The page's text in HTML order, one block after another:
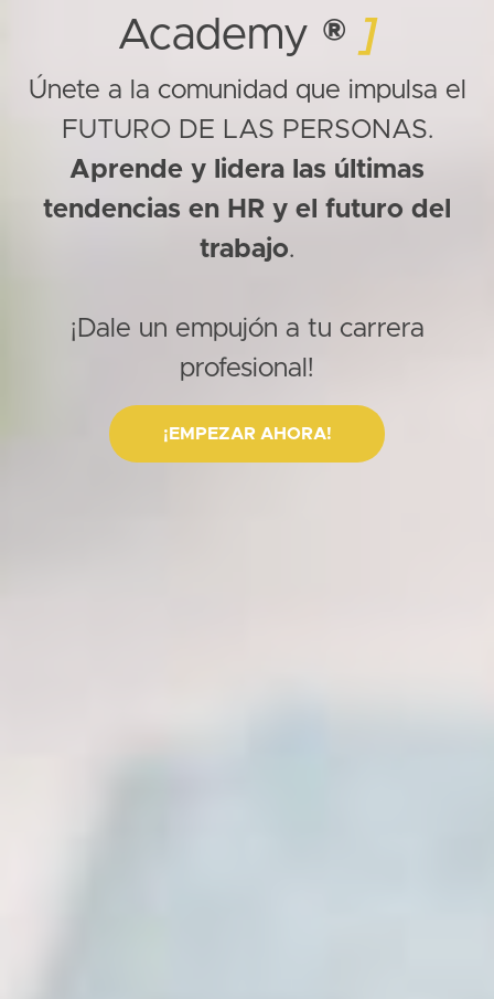
Academy ® ]
Únete a la comunidad que impulsa el
FUTURO DE LAS PERSONAS.
Aprende y lidera las últimas
tendencias en HR y el futuro del
trabajo.
¡Dale un empujón a tu carrera
profesional!
¡EMPEZAR AHORA!